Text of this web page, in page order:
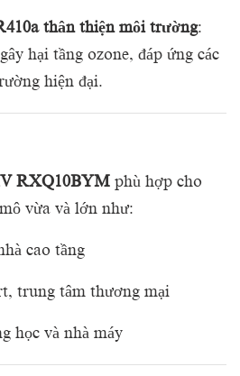
thân thiện môi trường:
hại tầng ozone, đáp ứng các
hiện đại.
RXQ10BYM phù hợp cho
vừa và lớn như:
cao tầng
trung tâm thương mại
học và nhà máy